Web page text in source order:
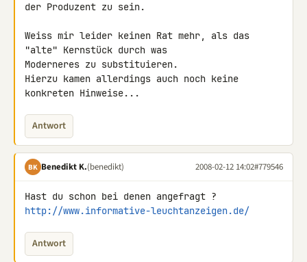
der Produzent zu sein.
Weiss mir leider keinen Rat mehr, als das
"alte" Kernstück durch was
Moderneres zu substituieren.
Hierzu kamen allerdings auch noch keine
konkreten Hinweise...
Antwort
BK Benedikt K.(benedikt) 2008-02-12 14:02#779546
http://www.informative-leuchtanzeigen.de/
Antwort